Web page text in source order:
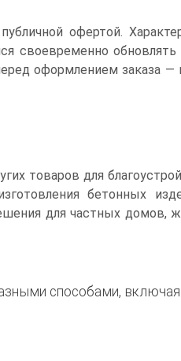
офертой.
своевременно
оформлением заказа —
товаров для
бетонных
для частных домов,
способами,